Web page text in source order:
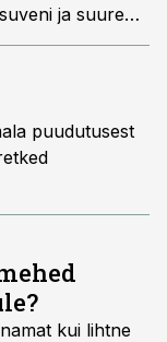
ja suure
puudutusest
kui lihtne